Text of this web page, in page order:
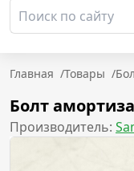
Главная /Товары /
Болт
Производитель: